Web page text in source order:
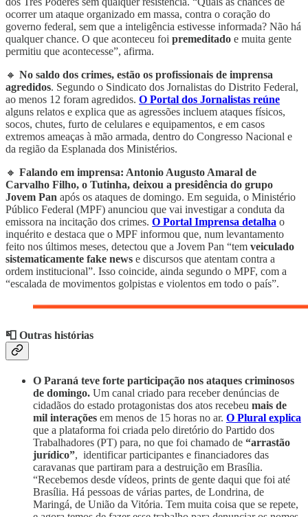
ocorrer um ataque organizado em massa, contra o coração do
governo federal, sem que a inteligência estivesse informada? Não há
qualquer chance. O que aconteceu foi premeditado e muita gente
permitiu que acontecesse”, afirma.
🔸 No saldo dos crimes, estão os profissionais de imprensa
agredidos. Segundo o Sindicato dos Jornalistas do Distrito Federal,
ao menos 12 foram agredidos. O Portal dos Jornalistas reúne
alguns relatos e explica que as agressões incluem ataques físicos,
socos, chutes, furto de celulares e equipamentos, e em casos
extremos ameaças à mão armada, dentro do Congresso Nacional e
da região da Esplanada dos Ministérios.
🔸 Falando em imprensa: Antonio Augusto Amaral de
Carvalho Filho, o Tutinha, deixou a presidência do grupo
Jovem Pan após os ataques de domingo. Em seguida, o Ministério
Público Federal (MPF) anunciou que vai investigar a conduta da
emissora na incitação dos crimes. O Portal Imprensa detalha o
inquérito e destaca que o MPF informou que, num levantamento
feito nos últimos meses, detectou que a Jovem Pan “tem veiculado
sistematicamente fake news e discursos que atentam contra a
ordem institucional”. Isso coincide, ainda segundo o MPF, com a
“escalada de movimentos golpistas e violentos em todo o país”.
📮 Outras histórias
O Paraná teve forte participação nos ataques criminosos
de domingo. Um canal criado para receber denúncias de
cidadãos do estado protagonistas dos atos recebeu mais de
mil interações em menos de 15 horas no ar. O Plural explica
que a plataforma foi criada pelo diretório do Partido dos
Trabalhadores (PT) para, no que foi chamado de “arrastão
jurídico”, identificar participantes e financiadores das
caravanas que partiram para a destruição em Brasília.
“Recebemos desde vídeos, prints de gente daqui que foi até
Brasília. Há pessoas de várias partes, de Londrina, de
Maringá, de União da Vitória. Tem muita coisa que se repete,